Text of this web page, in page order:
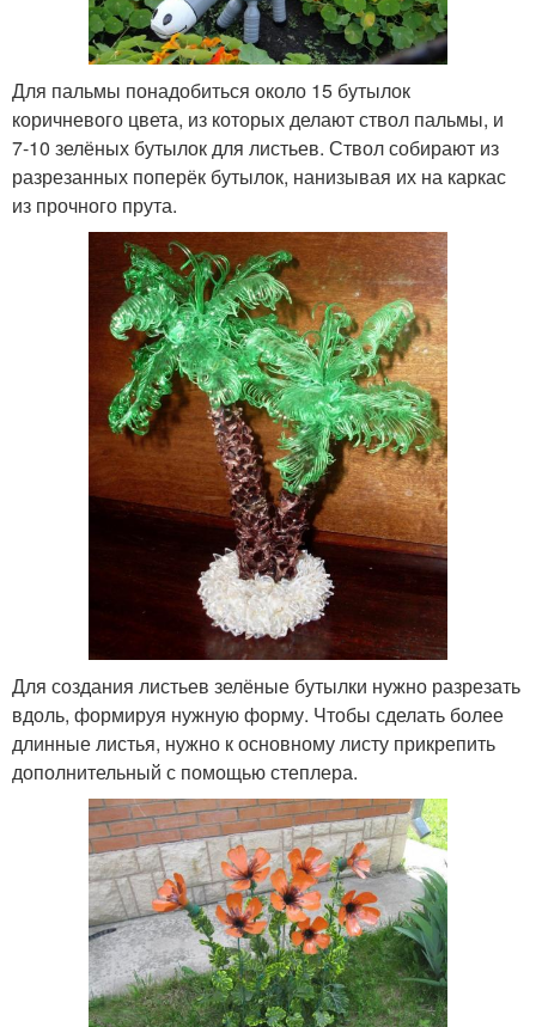
Для пальмы понадобиться около 15 бутылок
коричневого цвета, из которых делают ствол пальмы, и
7-10 зелёных бутылок для листьев. Ствол собирают из
разрезанных поперёк бутылок, нанизывая их на каркас
из прочного прута.
Для создания листьев зелёные бутылки нужно разрезать
вдоль, формируя нужную форму. Чтобы сделать более
длинные листья, нужно к основному листу прикрепить
дополнительный с помощью степлера.